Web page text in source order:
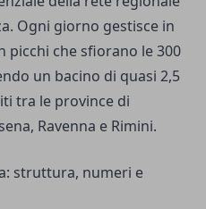
Ogni giorno gestisce in
picchi che sfiorano le 300
un bacino di quasi 2,5
tra le province di
Ravenna e Rimini.
struttura, numeri e